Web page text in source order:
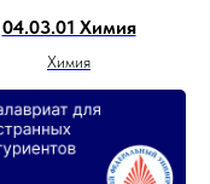
04.03.01 Химия
Химия